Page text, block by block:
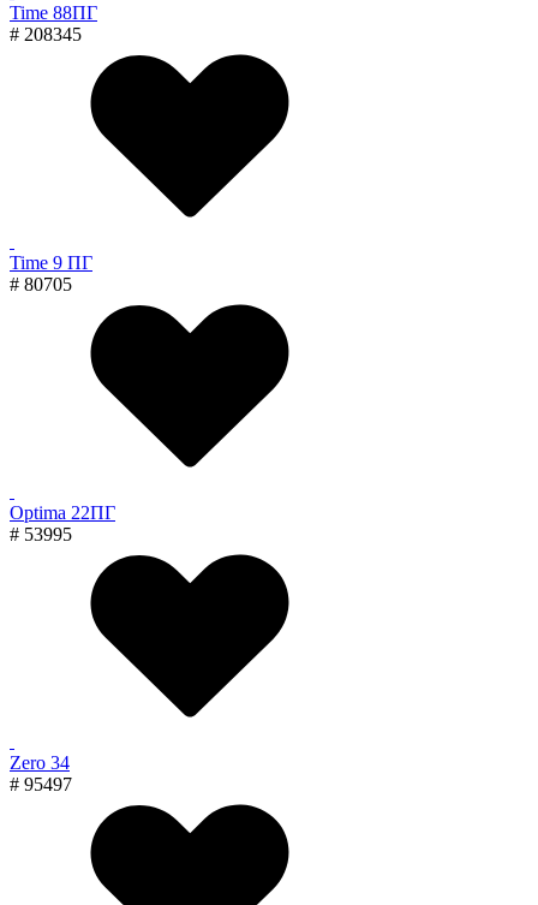
Time 88ПГ
# 208345
Time 9 ПГ
# 80705
Optima 22ПГ
# 53995
Zero 34
# 95497